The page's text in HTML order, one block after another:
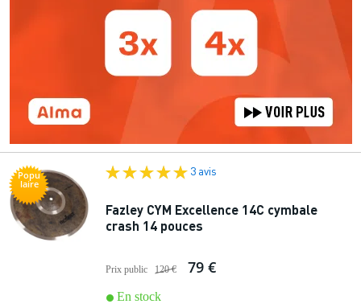
Popu
laire
3 avis
Fazley CYM Excellence 14C cymbale
crash 14 pouces
Prix public 120 € 79 €
En stock